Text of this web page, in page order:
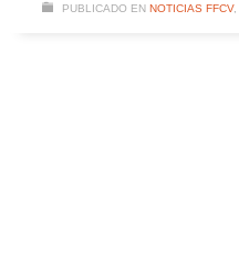
PUBLICADO EN NOTICIAS FFCV,